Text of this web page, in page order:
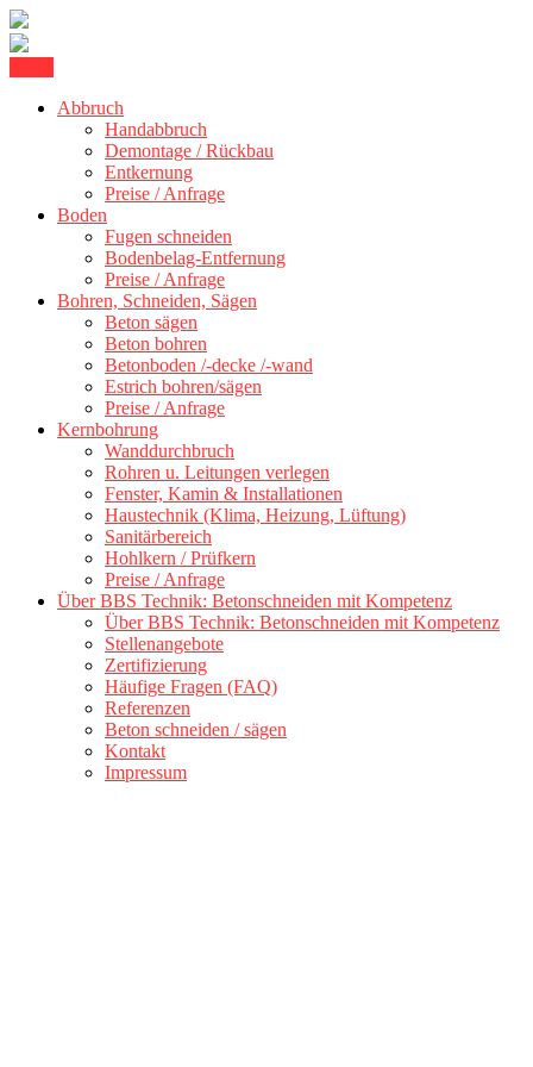
content
BBS Technik GmbH
Abbruch
Handabbruch
Demontage / Rückbau
Entkernung
Preise / Anfrage
Boden
Fugen schneiden
Bodenbelag-Entfernung
Preise / Anfrage
Bohren, Schneiden, Sägen
Beton sägen
Beton bohren
Betonboden /-decke /-wand
Estrich bohren/sägen
Preise / Anfrage
Kernbohrung
Wanddurchbruch
Rohren u. Leitungen verlegen
Fenster, Kamin & Installationen
Haustechnik (Klima, Heizung, Lüftung)
Sanitärbereich
Hohlkern / Prüfkern
Preise / Anfrage
Über BBS Technik: Betonschneiden mit Kompetenz
Über BBS Technik: Betonschneiden mit Kompetenz
Stellenangebote
Zertifizierung
Häufige Fragen (FAQ)
Referenzen
Beton schneiden / sägen
Kontakt
Impressum